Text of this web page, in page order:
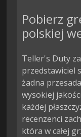
Pobierz
polskiej
Teller's Duty
przedstawiciel
żadna
wysokiej
każdej
recenzenci
która w całej